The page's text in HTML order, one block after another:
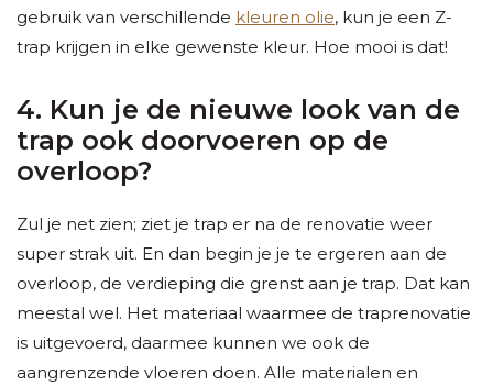
gebruik van verschillende kleuren olie, kun je een Z-
trap krijgen in elke gewenste kleur. Hoe mooi is dat!
4. Kun je de nieuwe look van de
trap ook doorvoeren op de
overloop?
Zul je net zien; ziet je trap er na de renovatie weer
super strak uit. En dan begin je je te ergeren aan de
overloop, de verdieping die grenst aan je trap. Dat kan
meestal wel. Het materiaal waarmee de traprenovatie
is uitgevoerd, daarmee kunnen we ook de
aangrenzende vloeren doen. Alle materialen en